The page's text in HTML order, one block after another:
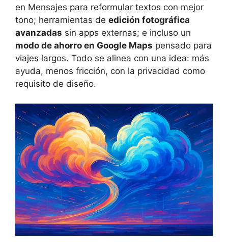
en Mensajes para reformular textos con mejor
tono; herramientas de edición fotográfica
avanzadas sin apps externas; e incluso un
modo de ahorro en Google Maps pensado para
viajes largos. Todo se alinea con una idea: más
ayuda, menos fricción, con la privacidad como
requisito de diseño.